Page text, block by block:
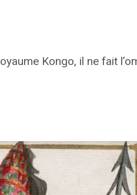
Kongo, il ne fait